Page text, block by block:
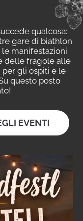
qualcosa:
gare di biathlon
manifestazioni
delle fragole alle
gli ospiti e le
questo posto
EVENTI